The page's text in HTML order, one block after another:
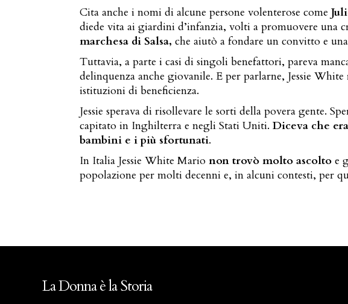
Cita anche i nomi di alcune persone volenterose come
diede vita ai giardini d’infanzia, volti a promuovere una
marchesa di Salsa, che aiutò a fondare un convitto e
Tuttavia, a parte i casi di singoli benefattori, pareva
delinquenza anche giovanile. E per parlarne, Jessie
istituzioni di beneficienza.
Jessie sperava di risollevare le sorti della povera gente.
capitato in Inghilterra e negli Stati Uniti. Diceva che
bambini e i più sfortunati.
In Italia Jessie White Mario non trovò molto ascolto e
popolazione per molti decenni e, in alcuni contesti, per
La Donna è la Storia